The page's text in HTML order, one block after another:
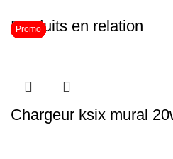
Produits en relation
Chargeur ksix mural
Promo
Promo
Promo
Promo